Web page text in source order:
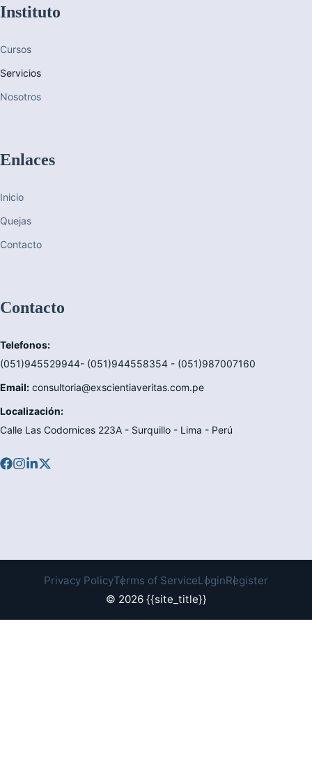
Instituto
Cursos
Servicios
Nosotros
Enlaces
Inicio
Quejas
Contacto
Contacto
Telefonos:
(051)945529944- (051)944558354 - (051)987007160
Email: consultoria@exscientiaveritas.com.pe
Localización:
Calle Las Codornices 223A - Surquillo - Lima - Perú
© 2026 {{site_title}}
Privacy PolicyTerms of ServiceLoginRegister